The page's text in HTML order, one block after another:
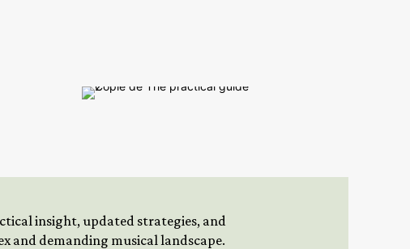
insight, updated strategies, and
and demanding musical landscape.